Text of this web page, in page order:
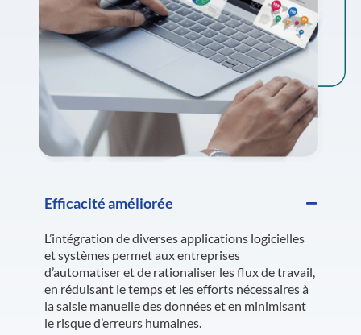
Efficacité améliorée
L’intégration de diverses applications logicielles
et systèmes permet aux entreprises
d’automatiser et de rationaliser les flux de travail,
en réduisant le temps et les efforts nécessaires à
la saisie manuelle des données et en minimisant
le risque d’erreurs humaines.